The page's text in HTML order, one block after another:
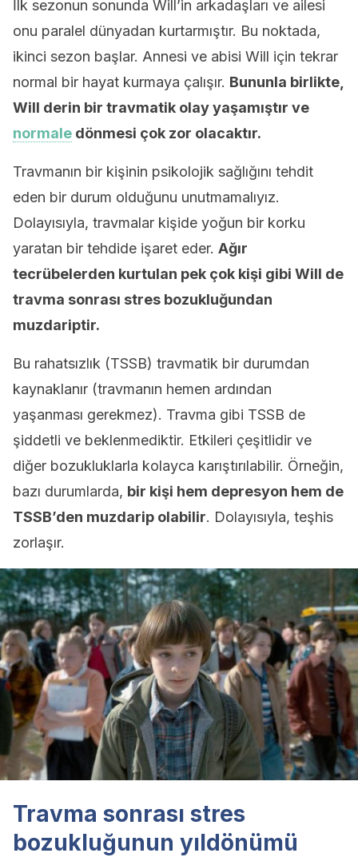
İlk sezonun sonunda Will’in arkadaşları ve ailesi
onu paralel dünyadan kurtarmıştır. Bu noktada,
ikinci sezon başlar. Annesi ve abisi Will için tekrar
normal bir hayat kurmaya çalışır. Bununla birlikte,
Will derin bir travmatik olay yaşamıştır ve
normale dönmesi çok zor olacaktır.
Travmanın bir kişinin psikolojik sağlığını tehdit
eden bir durum olduğunu unutmamalıyız.
Dolayısıyla, travmalar kişide yoğun bir korku
yaratan bir tehdide işaret eder. Ağır
tecrübelerden kurtulan pek çok kişi gibi Will de
travma sonrası stres bozukluğundan
muzdariptir.
Bu rahatsızlık (TSSB) travmatik bir durumdan
kaynaklanır (travmanın hemen ardından
yaşanması gerekmez). Travma gibi TSSB de
şiddetli ve beklenmediktir. Etkileri çeşitlidir ve
diğer bozukluklarla kolayca karıştırılabilir. Örneğin,
bazı durumlarda, bir kişi hem depresyon hem de
TSSB’den muzdarip olabilir. Dolayısıyla, teşhis
zorlaşır.
Travma sonrası stres
bozukluğunun yıldönümü